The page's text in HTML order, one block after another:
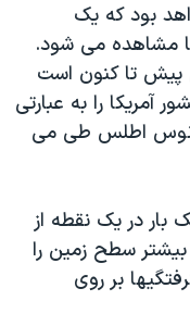
از ۳۸ سال خواهد بود که یک
مشاهده می شود.
نخستین بار از ۹۹ سال پیش تا کنون است
را به عبارتی
اطلس طی می
در یک نقطه از
بیشتر سطح زمین را
بر روی